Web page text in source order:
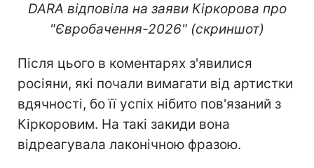
DARA відповіла на заяви Кіркорова про
"Євробачення-2026" (скриншот)
Після цього в коментарях з'явилися
росіяни, які почали вимагати від артистки
вдячності, бо її успіх нібито пов'язаний з
Кіркоровим. На такі закиди вона
відреагувала лаконічною фразою.